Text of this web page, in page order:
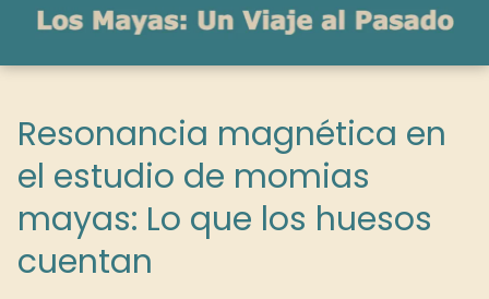
Resonancia magnética en
el estudio de momias
mayas: Lo que los huesos
cuentan